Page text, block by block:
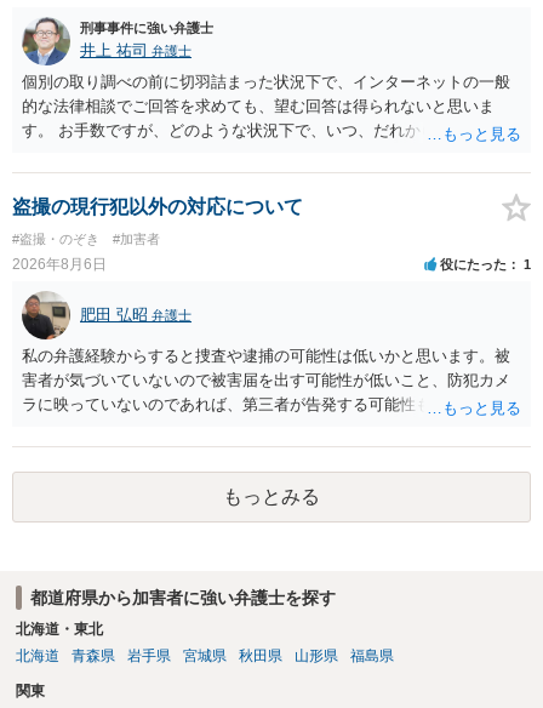
いうのが実感です。
刑事事件に強い弁護士
井上 祐司 弁護士
個別の取り調べの前に切羽詰まった状況下で、インターネットの一般
的な法律相談でご回答を求めても、望む回答は得られないと思いま
す。 お手数ですが、どのような状況下で、いつ、だれからどのような
の程度だと聞いているのかということについて、お近くで詳細な法律
相談を受けられたうえで対処方法を探された方がよいと思われます。
一般論でいえば、任意取り調べの場合、ＩＣレコーダーを持参して取
り調べ内容を録音することは必須だと考えます。
盗撮の現行犯以外の対応について
#盗撮・のぞき #加害者
2026年8月6日 役にたった 1
肥田 弘昭 弁護士
私の弁護経験からすると捜査や逮捕の可能性は低いかと思います。被
害者が気づいていないので被害届を出す可能性が低いこと、防犯カメ
ラに映っていないのであれば、第三者が告発する可能性も低いこと、
座る女性を盗撮(全体像写真1枚と5秒程度の動画)してしまいました。下
着や胸など強調したものではありません。」とありますが、少なくと
も捜査段階では性的姿態等撮影罪の被疑事実で逮捕勾留されるケース
が私の弁護経験では多くなった印象です（最終的には不起訴ないし各
もっとみる
都道府県から加害者に強い弁護士を探す
北海道・東北
北海道
青森県 岩手県 宮城県 秋田県 山形県 福島県
関東